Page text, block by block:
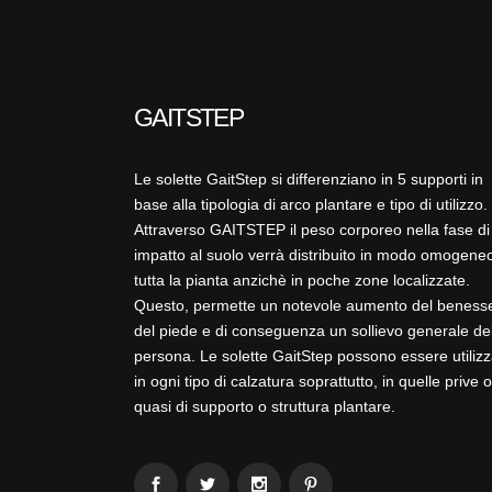
GAITSTEP
Le solette GaitStep si differenziano in 5 supporti in
base alla tipologia di arco plantare e tipo di utilizzo.
Attraverso GAITSTEP il peso corporeo nella fase di
impatto al suolo verrà distribuito in modo
tutta la pianta anzichè in poche zone localizzate.
Questo, permette un notevole aumento del
del piede e di conseguenza un sollievo generale
persona. Le solette GaitStep possono essere
in ogni tipo di calzatura soprattutto, in quelle prive o
quasi di supporto o struttura plantare.